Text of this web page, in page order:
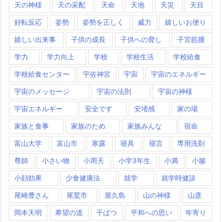
天の神様 天の采配 天命 天地 天災 天目
好転反応 姿勢 姿勢を正しく 威力 嬉しいお便り
嬉しい出来事 子供の成長 子供への脅し 子宮筋腫
学力 学力向上 学校 学校生活 学校給食
学校給食センター 宇佐神宮 宇宙 宇宙のエネルギー
宇宙のメッセージ 宇宙の法則 宇宙の神様
宇宙エネルギー 安全です 安堵感 家の場
家族と食事 家族のため 家族みんな 宿命
富山大学 富山市 寒露 寝具 寝言 専用洗剤
尊師 小さい物 小周天 小学3年生 小満 小腸
小顔効果 少食健康法 就学 就学時健診
尾崎豊さん 尾鷲市 屋久島 山の神様 山彦
岡本天明 希望の道 干ばつ 平和への思い 年寄り